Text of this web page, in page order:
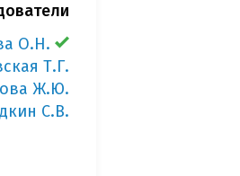
О.Н.
Т.Г.
Ж.Ю.
С.В.